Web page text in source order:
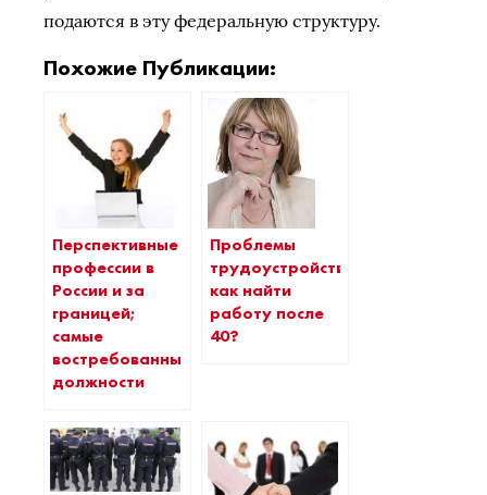
подаются в эту федеральную структуру.
Похожие Публикации:
Перспективные
профессии в
России и за
границей;
самые
востребованные
должности
Проблемы
трудоустройства:
как найти
работу после
40?